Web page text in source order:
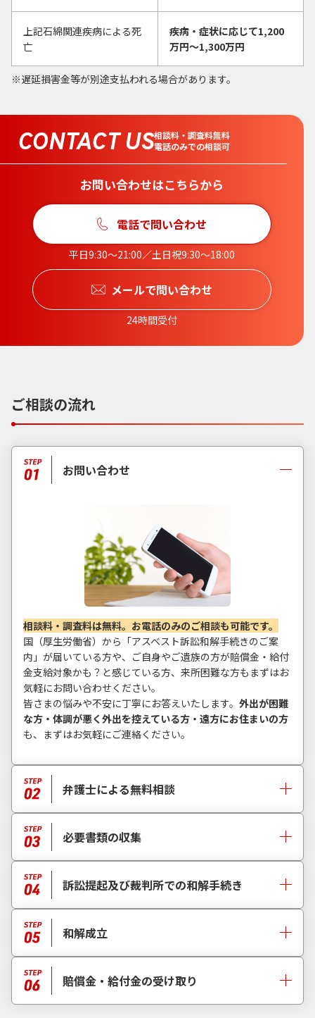
上記石綿関連疾病による死
亡
疾病・症状に応じて1,200
万円〜1,300万円
遅延損害金等が別途支払われる場合があります。
CONTACT US相談料・調査料無料
電話のみでの相談可
お問い合わせはこちらから
電話で問い合わせ
平日9:30〜21:00／土日祝9:30〜18:00
メールで問い合わせ
24時間受付
ご相談の流れ
お問い合わせ
相談料・調査料は無料。お電話のみのご相談も可能です。
国（厚生労働省）から「アスベスト訴訟和解手続きのご案
内」が届いている方や、ご自身やご遺族の方が賠償金・給付
金支給対象かも？と感じている方、来所困難な方もまずはお
気軽にお問い合わせください。
皆さまの悩みや不安に丁寧にお答えいたします。 外出が困難
な方・体調が悪く外出を控えている方・遠方にお住まいの方
も、まずはお気軽にご連絡ください。
弁護士による無料相談
必要書類の収集
訴訟提起及び裁判所での和解手続き
和解成立
賠償金・給付金の受け取り